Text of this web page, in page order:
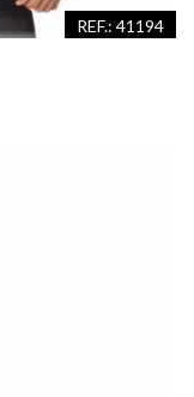
REF.: 41194